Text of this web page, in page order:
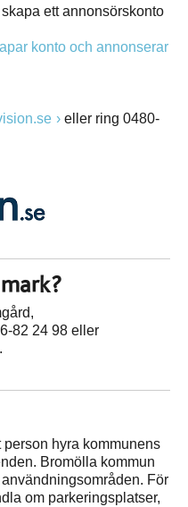
ett annonsörskonto
konto och annonserar
eller ring 0480-
82 24 98 eller
.
hyra kommunens
Bromölla kommun
För
om parkeringsplatser,